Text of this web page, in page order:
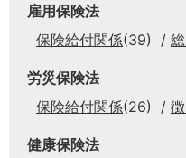
雇用保険法
保険給付関係(39)
労災保険法
保険給付関係(26)
健康保険法